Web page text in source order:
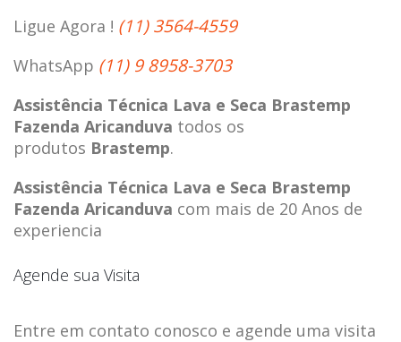
Ligue Agora ! (11) 3564-4559
WhatsApp (11) 9 8958-3703
Assistência Técnica Lava e Seca Brastemp
Fazenda Aricanduva todos os
produtos Brastemp.
Assistência Técnica Lava e Seca Brastemp
Fazenda Aricanduva com mais de 20 Anos de
experiencia
Agende sua Visita
Entre em contato conosco e agende uma visita